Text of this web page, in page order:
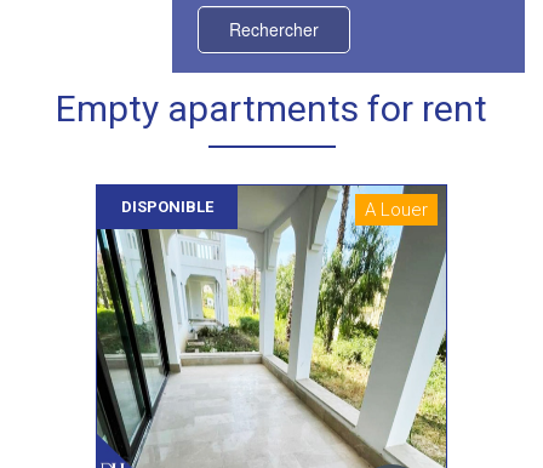
Rechercher
Empty apartments for rent
DISPONIBLE A Louer